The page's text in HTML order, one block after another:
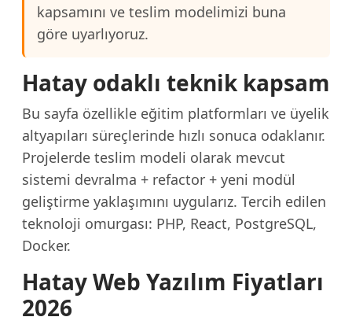
kapsamını ve teslim modelimizi buna
göre uyarlıyoruz.
Hatay odaklı teknik kapsam
Bu sayfa özellikle eğitim platformları ve üyelik
altyapıları süreçlerinde hızlı sonuca odaklanır.
Projelerde teslim modeli olarak mevcut
sistemi devralma + refactor + yeni modül
geliştirme yaklaşımını uygularız. Tercih edilen
teknoloji omurgası: PHP, React, PostgreSQL,
Docker.
Hatay Web Yazılım Fiyatları
2026